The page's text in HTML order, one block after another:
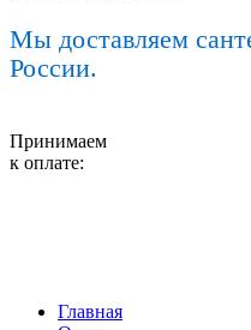
Мы доставляем
России.
Принимаем
к оплате:
Главная